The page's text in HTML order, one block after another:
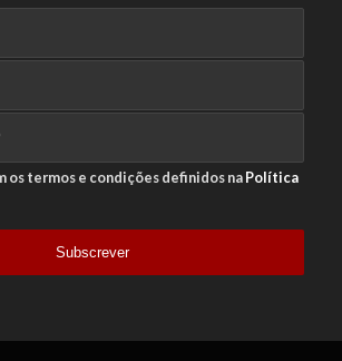
os termos e condições definidos naPolítica